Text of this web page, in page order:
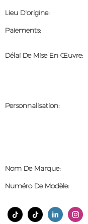
Lieu D'origine:
Paiements:
Délai De Mise En Œuvre:
Personnalisation:
Nom De Marque:
Numéro De Modèle: